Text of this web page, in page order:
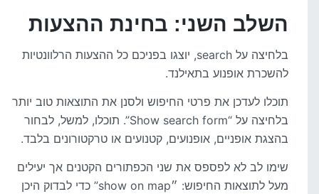
השלב השני: בחינת ההצעות
בלחיצה על search, יוצגו בפניכם כל ההצעות הרלוונטיות
להשכרת אופנוע בתאילנד.
תוכלו לעדכן את פרטי החיפוש ולסנן את התוצאות טוב יותר
בלחיצה על “Show search form”. תוכלו, למשל, לבחור
בהצגת אופניים, אופנועים, קטנועים או טרקטורונים בלבד.
שימו לב לא לפספס את שני הכפתורים הקטנים אך יעילים
מעל לתוצאות החיפוש: ״show on map” כדי לבדוק היכן